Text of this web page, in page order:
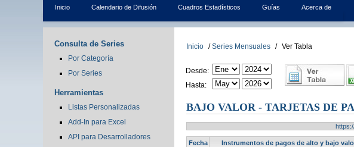
Inicio Calendario de Difusión Cuadros Estadísticos Guías Acerca de
Consulta de Series
Por Categoría
Por Series
Herramientas
Listas Personalizadas
Add-In para Excel
API para Desarrolladores
Inicio / Series Mensuales / Ver Tabla
Desde:
Hasta:
BAJO VALOR - TARJETAS DE
Fecha
Instrumentos de pagos de alto y bajo